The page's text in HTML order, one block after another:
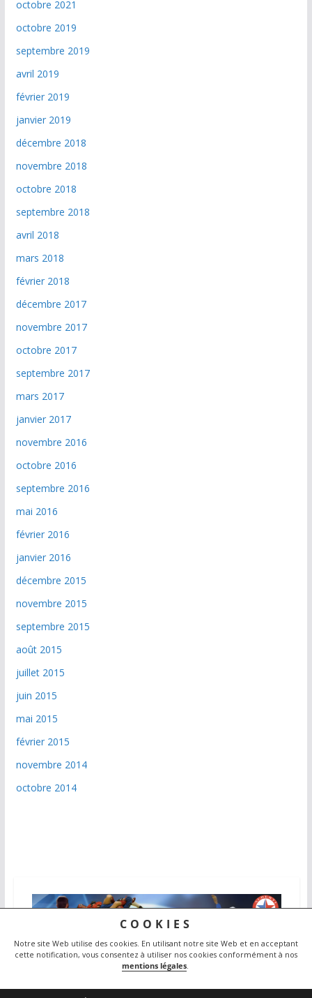
COOKIES
Notre site Web utilise des cookies. En utilisant notre site Web et en acceptant
cette notification, vous consentez à utiliser nos cookies conformément à nos
mentions légales.
octobre 2021
octobre 2019
septembre 2019
avril 2019
février 2019
janvier 2019
décembre 2018
novembre 2018
octobre 2018
septembre 2018
avril 2018
mars 2018
février 2018
décembre 2017
novembre 2017
octobre 2017
septembre 2017
mars 2017
janvier 2017
novembre 2016
octobre 2016
septembre 2016
mai 2016
février 2016
janvier 2016
décembre 2015
novembre 2015
septembre 2015
août 2015
juillet 2015
juin 2015
mai 2015
février 2015
novembre 2014
octobre 2014